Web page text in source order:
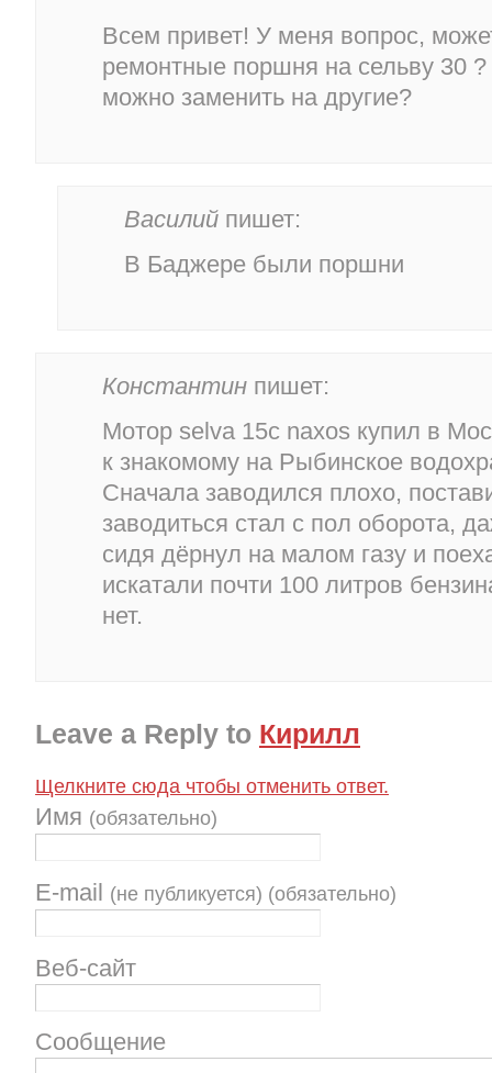
Всем привет! У меня вопрос,
ремонтные поршня на сельву 30
можно заменить на другие?
Василий пишет:
В Баджере были поршни
Константин пишет:
Мотор selva 15c naxos купил в
к знакомому на Рыбинское
Сначала заводился плохо,
заводиться стал с пол оборота,
сидя дёрнул на малом газу и
искатали почти 100 литров
нет.
Leave a Reply to Кирилл
Щелкните сюда чтобы отменить ответ.
Имя (обязательно)
E-mail (не публикуется) (обязательно)
Веб-сайт
Сообщение